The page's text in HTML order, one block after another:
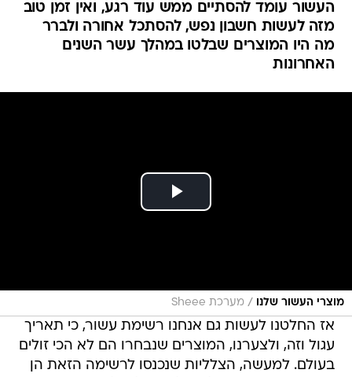
העשור עומד להסתיים ממש עוד רגע, ואין זמן טוב
מזה לעשות חשבון נפש, להסתכל אחורה ולברר
מה היו המוצרים שבלטו במהלך עשר השנים
האחרונות
מוצרי העשור שלנו / מערכת Sheee
אז החלטנו לעשות גם אנחנו רשימת עשור, כי תאריך
עגול וזה, ולצערנו, המוצרים שנבחרו הם לא הכי זולים
בעולם. למעשה, הצלליות שנכנסו לרשימה הזאת הן